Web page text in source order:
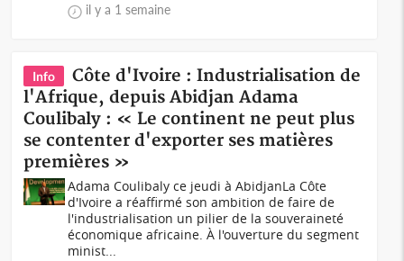
il y a 1 semaine
Info
Côte d'Ivoire : Industrialisation de
l'Afrique, depuis Abidjan Adama
Coulibaly : « Le continent ne peut plus
se contenter d'exporter ses matières
premières »
Adama Coulibaly ce jeudi à AbidjanLa Côte
d'Ivoire a réaffirmé son ambition de faire de
l'industrialisation un pilier de la souveraineté
économique africaine. À l'ouverture du segment
minist...